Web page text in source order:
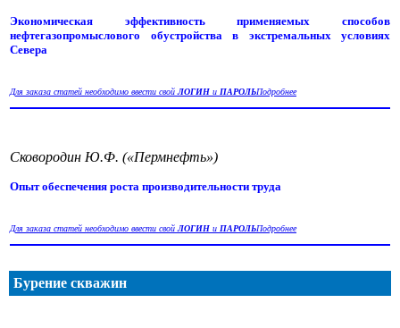
Экономическая эффективность применяемых способов
нефтегазопромыслового обустройства в экстремальных условиях
Севера
Для заказа статей необходимо ввести свойЛОГИН и ПАРОЛЬПодробнее
Сковородин Ю.Ф. («Пермнефть»)
Опыт обеспечения роста производительности труда
Для заказа статей необходимо ввести свойЛОГИН и ПАРОЛЬПодробнее
Бурение скважин